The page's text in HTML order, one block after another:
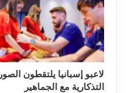
لاعبو إسبانيا يلتقطون الصور
التذكارية مع الجماهير